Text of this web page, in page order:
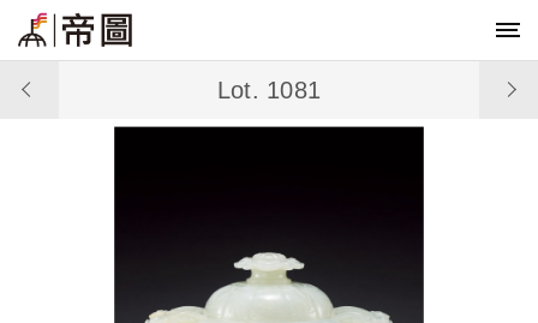
Lot. 1081